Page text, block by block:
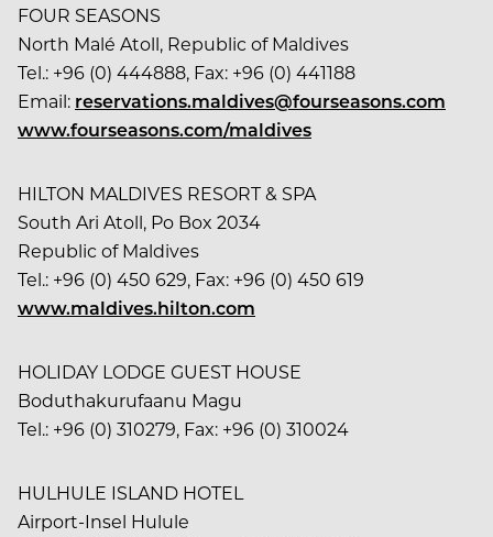
FOUR SEASONS
North Malé Atoll, Republic of Maldives
Tel.: +96 (0) 444888, Fax: +96 (0) 441188
Email: reservations.maldives@fourseasons.com
www.fourseasons.com/maldives
HILTON MALDIVES RESORT & SPA
South Ari Atoll, Po Box 2034
Republic of Maldives
Tel.: +96 (0) 450 629, Fax: +96 (0) 450 619
www.maldives.hilton.com
HOLIDAY LODGE GUEST HOUSE
Boduthakurufaanu Magu
Tel.: +96 (0) 310279, Fax: +96 (0) 310024
HULHULE ISLAND HOTEL
Airport-Insel Hulule